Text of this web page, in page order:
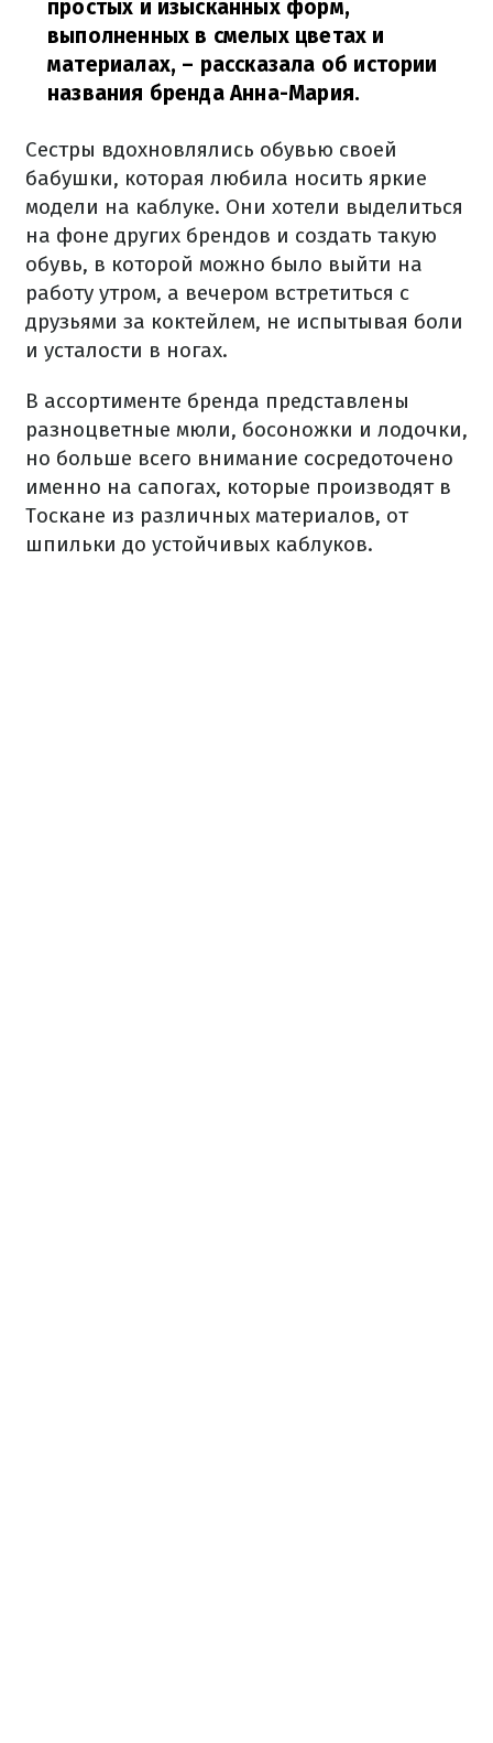
простых и изысканных форм,
выполненных в смелых цветах и ​​
материалах, – рассказала об истории
названия бренда Анна-Мария.
Сестры вдохновлялись обувью своей
бабушки, которая любила носить яркие
модели на каблуке. Они хотели выделиться
на фоне других брендов и создать такую ​​
обувь, в которой можно было выйти на
работу утром, а вечером встретиться с
друзьями за коктейлем, не испытывая боли
и усталости в ногах.
В ассортименте бренда представлены
разноцветные мюли, босоножки и лодочки,
но больше всего внимание сосредоточено
именно на сапогах, которые производят в
Тоскане из различных материалов, от
шпильки до устойчивых каблуков.